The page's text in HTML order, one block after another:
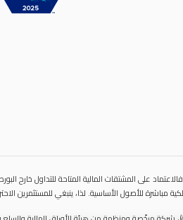
على المشتقات المالية المتاحة للتداول خارح
مباشرة للأصول الأساسية. لذا، ينبغي للمستثمرين